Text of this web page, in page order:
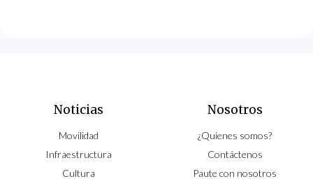
Noticias
Movilidad
Infraestructura
Cultura
Nosotros
¿Quíenes somos?
Contáctenos
Paute con nosotros